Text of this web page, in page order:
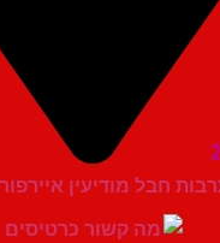
מודיעין איירפורט סיטי